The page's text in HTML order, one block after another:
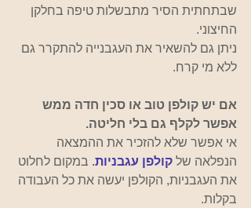
שבתחתית הסיר מתבשלות טיפה בחלקן
החיצוני.
ניתן גם להשאיר את העגבנייה להתקרר גם
ללא מי קרח.
אם יש קולפן טוב או סכין חדה ממש
אפשר לקלף גם בלי חליטה.
אי אפשר שלא להזכיר את ההמצאה
הנפלאה של קולפן עגבניות. במקום לחלוט
את העגבניות, הקולפן יעשה את כל העבודה
בקלות.